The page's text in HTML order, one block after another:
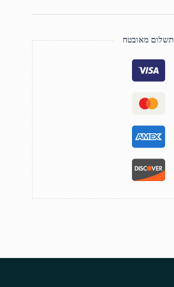
תשלום מאובטח